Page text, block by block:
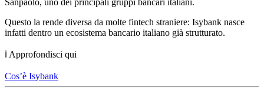
Sanpaolo, uno dei principali gruppi bancari italiani.
Questo la rende diversa da molte fintech straniere: Isybank nasce
infatti dentro un ecosistema bancario italiano già strutturato.
ℹ️ Approfondisci qui
Cos’è Isybank